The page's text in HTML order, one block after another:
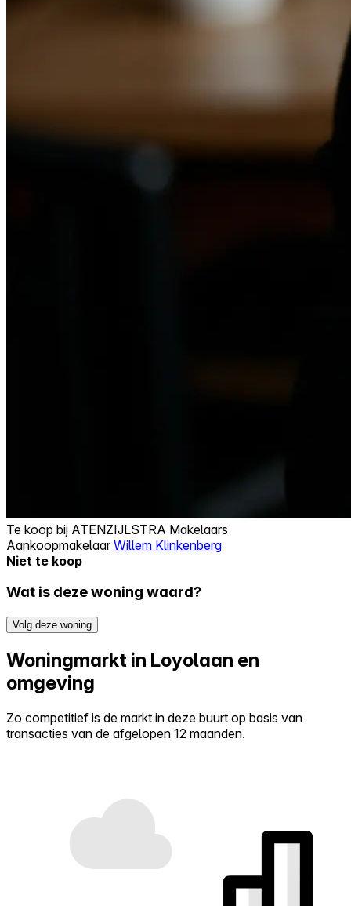
Te koop bij ATENZIJLSTRA Makelaars
AankoopmakelaarWillem Klinkenberg
Niet te koop
Wat is deze woning waard?
Volg deze woning
Woningmarkt in Loyolaan en
omgeving
Zo competitief is de markt in deze buurt op basis van
transacties van de afgelopen 12 maanden.